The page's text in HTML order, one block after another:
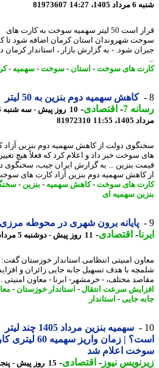
14:27
81973607
قرار است 50 لیتر سهمیه سوخت به کارت های
شهروندان استان کرمان اضافه شود تا
شود. - به گزارش بازار ، استاندار کرمان در
های سوخت-استان-سوخت-سهمیه-کرمان
کاهش سهمیه دوم بنزین به 50 لیتر
7
-اقتصادی-
10 روز پیش - سه شنبه 6
11:55
81972310
دولت از کاهش سهمیه دوم بنزین آزاد کارت
سوخت خبر داد و اعلام کرد که فعلاً هیچ تغییری
بنزین ... به گزارش ایران جیب، سخنگوی دولت
سهمیه دوم بنزین آزاد کارت های سوخت ...
های سوخت-کاهش سهمیه-بنزین- سخنگوی
سهمیه ای
پایانه برون شهری در محوطه مرزی
-اقتصادی-11 روز پیش - دوشنبه 5 مرداد 1405، 16:35
امنیتی انتظامی استاندار خوزستان گفت:
با هدف تسهیل جابه جایی زائران و افزایش
مختلف، - خرمشهر- ابرنا - معاون امنیتی ...
سرعت انتقال-استاندار خوزستان-معاون
جایی-استاندار
سهمیه بنزین مرداد 1405 چند لیتر
است؟ | زمان واریز سهمیه 60 لیتری کارت
اعلام شد
نیوز-اقتصادی-
15 روز پیش -